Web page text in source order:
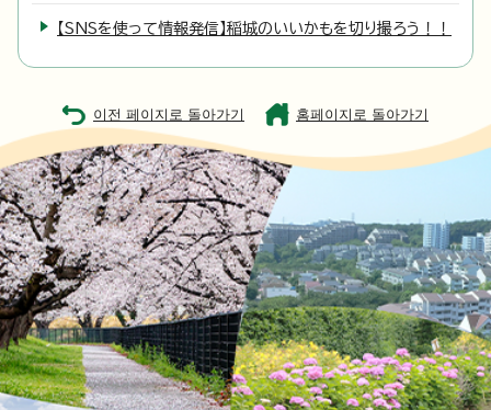
【SNSを使って情報発信】稲城のいいかもを切り撮ろう！！
이전 페이지로 돌아가기 홈페이지로 돌아가기